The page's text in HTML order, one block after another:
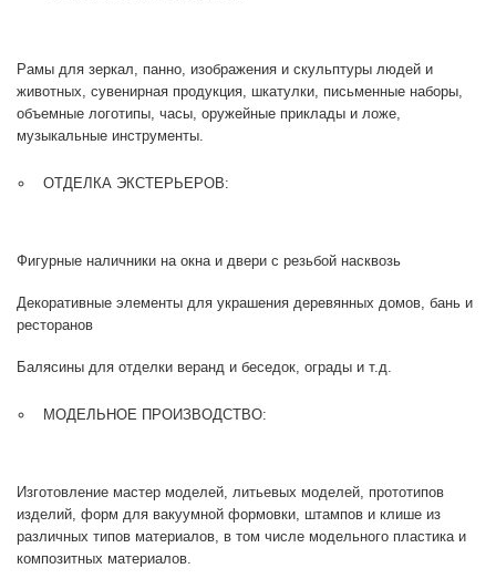
Рамы для зеркал, панно, изображения и скульптуры людей и
животных, сувенирная продукция, шкатулки, письменные наборы,
объемные логотипы, часы, оружейные приклады и ложе,
музыкальные инструменты.
ОТДЕЛКА ЭКСТЕРЬЕРОВ:
Фигурные наличники на окна и двери с резьбой насквозь
Декоративные элементы для украшения деревянных домов, бань и
ресторанов
Балясины для отделки веранд и беседок, ограды и т.д.
МОДЕЛЬНОЕ ПРОИЗВОДСТВО:
Изготовление мастер моделей, литьевых моделей, прототипов
изделий, форм для вакуумной формовки, штампов и клише из
различных типов материалов, в том числе модельного пластика и
композитных материалов.